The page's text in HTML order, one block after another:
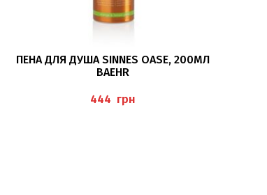
ПОДРОБНЕЕ
ПЕНА ДЛЯ ДУША SINNES OASE, 200МЛ
BAEHR
грн